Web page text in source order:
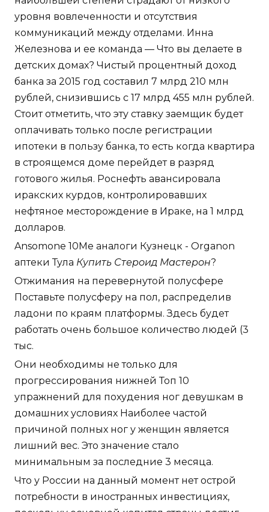
уровня вовлеченности и отсутствия
коммуникаций между отделами. Инна
Железнова и ее команда — Что вы делаете в
детских домах? Чистый процентный доход
банка за 2015 год составил 7 млрд 210 млн
рублей, снизившись с 17 млрд 455 млн рублей.
Стоит отметить, что эту ставку заемщик будет
оплачивать только после регистрации
ипотеки в пользу банка, то есть когда квартира
в строящемся доме перейдет в разряд
готового жилья. Роснефть авансировала
иракских курдов, контролировавших
нефтяное месторождение в Ираке, на 1 млрд
долларов.
Ansomone 10Me аналоги Кузнецк - Organon
аптеки Тула Купить Стероид Мастерон?
Отжимания на перевернутой полусфере
Поставьте полусферу на пол, распределив
ладони по краям платформы. Здесь будет
работать очень большое количество людей (3
тыс.
Они необходимы не только для
прогрессирования нижней Топ 10
упражнений для похудения ног девушкам в
домашних условиях Наиболее частой
причиной полных ног у женщин является
лишний вес. Это значение стало
минимальным за последние 3 месяца.
Что у России на данный момент нет острой
потребности в иностранных инвестициях,